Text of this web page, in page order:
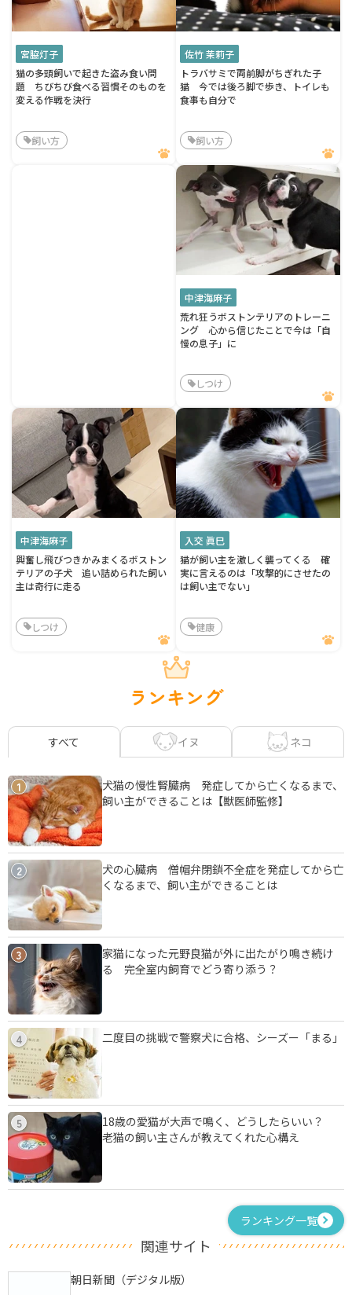
宮脇灯子
猫の多頭飼いで起きた盗み食い問
題 ちびちび食べる習慣そのものを
変える作戦を決行
飼い方
佐竹 茉莉子
トラバサミで両前脚がちぎれた子
猫 今では後ろ脚で歩き、トイレも
食事も自分で
飼い方
中津海麻子
荒れ狂うボストンテリアのトレーニ
ング 心から信じたことで今は「自
慢の息子」に
しつけ
中津海麻子
興奮し飛びつきかみまくるボストン
テリアの子犬 追い詰められた飼い
主は奇行に走る
しつけ
入交 眞巳
猫が飼い主を激しく襲ってくる 確
実に言えるのは「攻撃的にさせたの
は飼い主でない」
健康
ランキング
すべて イヌ ネコ
1
犬猫の慢性腎臓病 発症してから亡くなるまで、
飼い主ができることは【獣医師監修】
2
犬の心臓病 僧帽弁閉鎖不全症を発症してから亡
くなるまで、飼い主ができることは
3
家猫になった元野良猫が外に出たがり鳴き続け
る 完全室内飼育でどう寄り添う？
4 二度目の挑戦で警察犬に合格、シーズー「まる」
5
18歳の愛猫が大声で鳴く、どうしたらいい？
老猫の飼い主さんが教えてくれた心構え
ランキング一覧
関連サイト
朝日新聞（デジタル版）